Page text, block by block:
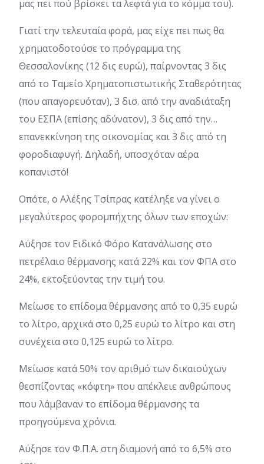
μας πει πού βρίσκει τα λεφτά για το κόμμα του).
Γιατί την τελευταία φορά, μας είχε πει πως θα
χρηματοδοτούσε το πρόγραμμα της
Θεσσαλονίκης (12 δις ευρώ), παίρνοντας 3 δις
από το Ταμείο Χρηματοπιστωτικής Σταθερότητας
(που απαγορευόταν), 3 δισ. από την αναδιάταξη
του ΕΣΠΑ (επίσης αδύνατον), 3 δις από την…
επανεκκίνηση της οικονομίας και 3 δις από τη
φοροδιαφυγή. Δηλαδή, υποσχόταν αέρα
κοπανιστό!
Οπότε, ο Αλέξης Τσίπρας κατέληξε να γίνει ο
μεγαλύτερος φορομπήχτης όλων των εποχών:
Αύξησε τον Ειδικό Φόρο Κατανάλωσης στο
πετρέλαιο θέρμανσης κατά 22% και τον ΦΠΑ στο
24%, εκτοξεύοντας την τιμή του.
Μείωσε το επίδομα θέρμανσης από το 0,35 ευρώ
το λίτρο, αρχικά στο 0,25 ευρώ το λίτρο και στη
συνέχεια στο 0,125 ευρώ το λίτρο.
Μείωσε κατά 50% τον αριθμό των δικαιούχων
θεσπίζοντας «κόφτη» που απέκλειε ανθρώπους
που λάμβαναν το επίδομα θέρμανσης τα
προηγούμενα χρόνια.
Αύξησε τον Φ.Π.Α. στη διαμονή από το 6,5% στο